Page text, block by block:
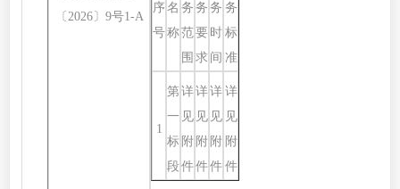
〔 2026〕9号1-A
序
号
名
称
务
范
围
务
要
求
务
时
间
务
标
准
1
第
一
标
段
详
见
附
件
详
见
附
件
详
见
附
件
详
见
附
件